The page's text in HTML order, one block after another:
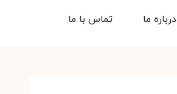
تماس با ما درباره ما